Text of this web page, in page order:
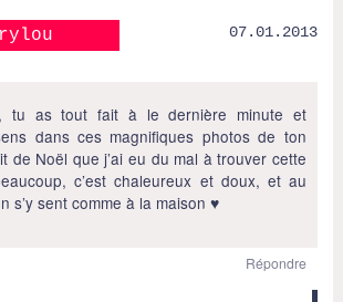
07.01.2013
tu as tout fait à le dernière minute et
dans ces magnifiques photos de ton
de Noël que j’ai eu du mal à trouver cette
c’est chaleureux et doux, et au
s’y sent comme à la maison ♥
Répondre